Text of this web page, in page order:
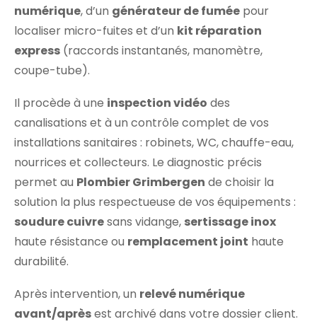
numérique, d’un générateur de fumée pour
localiser micro-fuites et d’un kit réparation
express (raccords instantanés, manomètre,
coupe-tube).
Il procède à une inspection vidéo des
canalisations et à un contrôle complet de vos
installations sanitaires : robinets, WC, chauffe-eau,
nourrices et collecteurs. Le diagnostic précis
permet au Plombier Grimbergen de choisir la
solution la plus respectueuse de vos équipements :
soudure cuivresans vidange, sertissage inox
haute résistance ou remplacement joint haute
durabilité.
Après intervention, un relevé numérique
avant/aprèsest archivé dans votre dossier client.